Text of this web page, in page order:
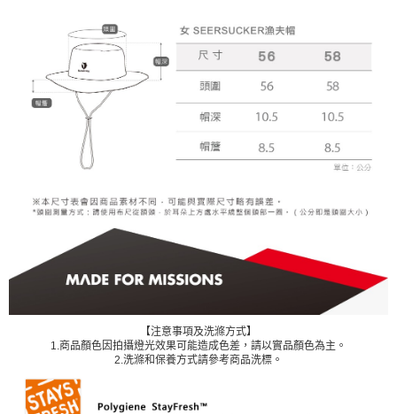
【注意事項及洗滌方式】
1.商品顏色因拍攝燈光效果可能造成色差，請以實品顏色為主。
2.洗滌和保養方式請參考商品洗標。